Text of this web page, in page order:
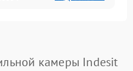
камеры Indesit